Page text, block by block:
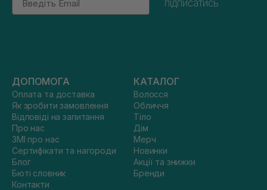
підписатись
ДОПОМОГА
Оплата та доставка
Як зробити замовлення
Відповіді на запитання
Про нас
ЗМІ про нас
Сертифікати та нагороди
Блог
Бюті словник
Контакти
КАТАЛОГ
Волосся
Обличчя
Тіло
Дім
Мерч
Новинки
Акції та знижки
Бренди